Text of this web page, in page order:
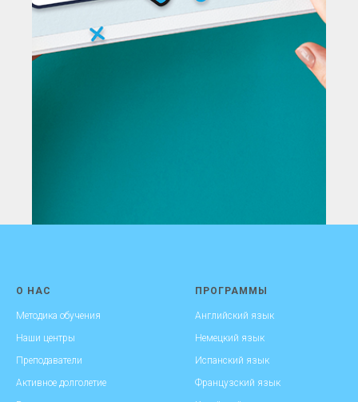
О НАС
Методика обучения
Наши центры
Преподаватели
Активное долголетие
ПРОГРАММЫ
Английский язык
Немецкий язык
Испанский язык
Французский язык